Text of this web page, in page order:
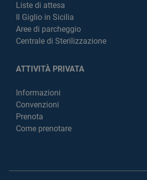
Liste di attesa
Il Giglio in Sicilia
Aree di parcheggio
Centrale di Sterilizzazione
ATTIVITÀ PRIVATA
Informazioni
Convenzioni
Prenota
Come prenotare